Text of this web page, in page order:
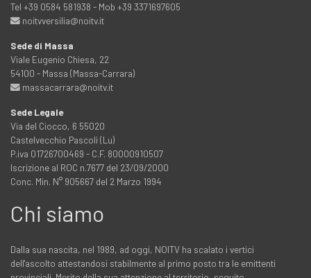
Tel +39 0584 581938 - Mob +39 3371697605
noitvversilia@noitv.it
Sede di Massa
Viale Eugenio Chiesa, 22
54100 - Massa (Massa-Carrara)
massacarrara@noitv.it
Sede Legale
Via del Ciocco, 6 55020
Castelvecchio Pascoli (Lu)
P.iva 01726700469 - C.F. 80000910507
Iscrizione al ROC n.7677 del 23/09/2000
Conc. Min. N° 905667 del 2 Marzo 1994
Chi siamo
Dalla sua nascita, nel 1989, ad oggi, NOITV ha scalato i vertici
dell'ascolto attestandosi stabilmente al primo posto tra le emittenti